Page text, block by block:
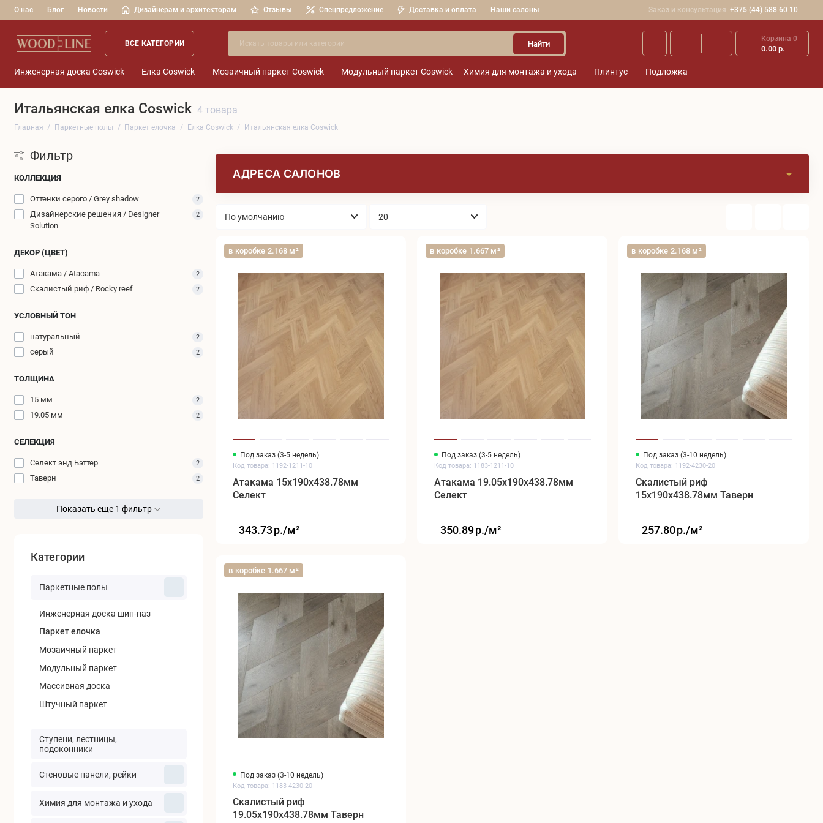
О нас Блог Новости Дизайнерам и архитекторам Отзывы Спецпредложение Доставка и оплата Наши салоны Заказ и консультация +375 (44) 588 60 10
ВСЕ КАТЕГОРИИ Найти
Корзина 0
0.00 р.
Инженерная доска Coswick Елка Coswick Мозаичный паркет Coswick Модульный паркет Coswick Химия для монтажа и ухода Плинтус Подложка
Итальянская елка Coswick 4 товара
Главная Паркетные полы Паркет елочка Елка Coswick Итальянская елка Coswick
Фильтр
КОЛЛЕКЦИЯ
Оттенки серого / Grey shadow 2
Дизайнерские решения / Designer
Solution
2
ДЕКОР (ЦВЕТ)
Атакама / Atacama 2
Скалистый риф / Rocky reef 2
УСЛОВНЫЙ ТОН
натуральный 2
серый 2
ТОЛЩИНА
15 мм 2
19.05 мм 2
СЕЛЕКЦИЯ
Селект энд Бэттер 2
Таверн 2
Показать еще 1 фильтр
Категории
Паркетные полы
Инженерная доска шип-паз
Паркет елочка
Мозаичный паркет
Модульный паркет
Массивная доска
Штучный паркет
Ступени, лестницы,
подоконники
Cтеновые панели, рейки
Химия для монтажа и ухода
АДРЕСА САЛОНОВ
в коробке 2.168 м²
Под заказ (3-5 недель)
Код товара: 1192-1211-10
Атакама 15x190x438.78мм
Селект
343.73р./м²
в коробке 1.667 м²
Под заказ (3-5 недель)
Код товара: 1183-1211-10
Атакама 19.05x190x438.78мм
Селект
350.89р./м²
в коробке 2.168 м²
Под заказ (3-10 недель)
Код товара: 1192-4230-20
Скалистый риф
15x190x438.78мм Таверн
257.80р./м²
в коробке 1.667 м²
Под заказ (3-10 недель)
Код товара: 1183-4230-20
Скалистый риф
19.05x190x438.78мм Таверн